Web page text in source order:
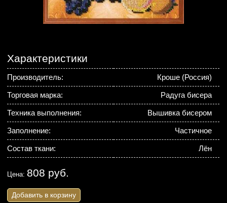
Характеристики
Производитель: Кроше (Россия)
Торговая марка: Радуга бисера
Техника выполнения: Вышивка бисером
Заполнение: Частичное
Состав ткани: Лён
Цена: 808 руб.
Добавить в корзину